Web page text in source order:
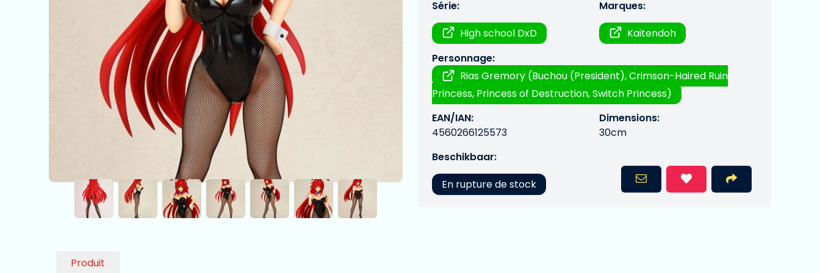
Série:
High school DxD
Marques:
Kaitendoh
Personnage:
Rias Gremory (Buchou (President), Crimson-Haired Ruin
Princess, Princess of Destruction, Switch Princess)
EAN/IAN:
4560266125573
Dimensions:
30cm
Beschikbaar:
En rupture de stock
Produit